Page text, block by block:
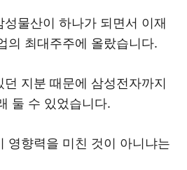
물산이 하나가 되면서 이재
의 최대주주에 올랐습니다.
지분 때문에 삼성전자까지
둘 수 있었습니다.
영향력을 미친 것이 아니냐는